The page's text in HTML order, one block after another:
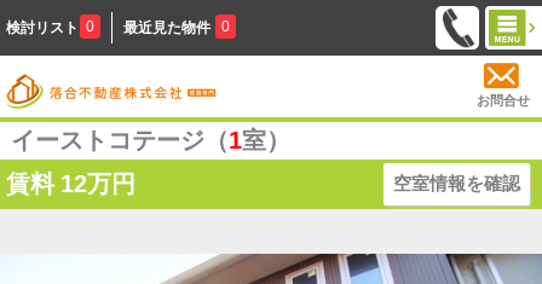
検討リスト 0 最近見た物件 0
お問合せ
イーストコテージ（1室）
賃料 12万円 空室情報を確認